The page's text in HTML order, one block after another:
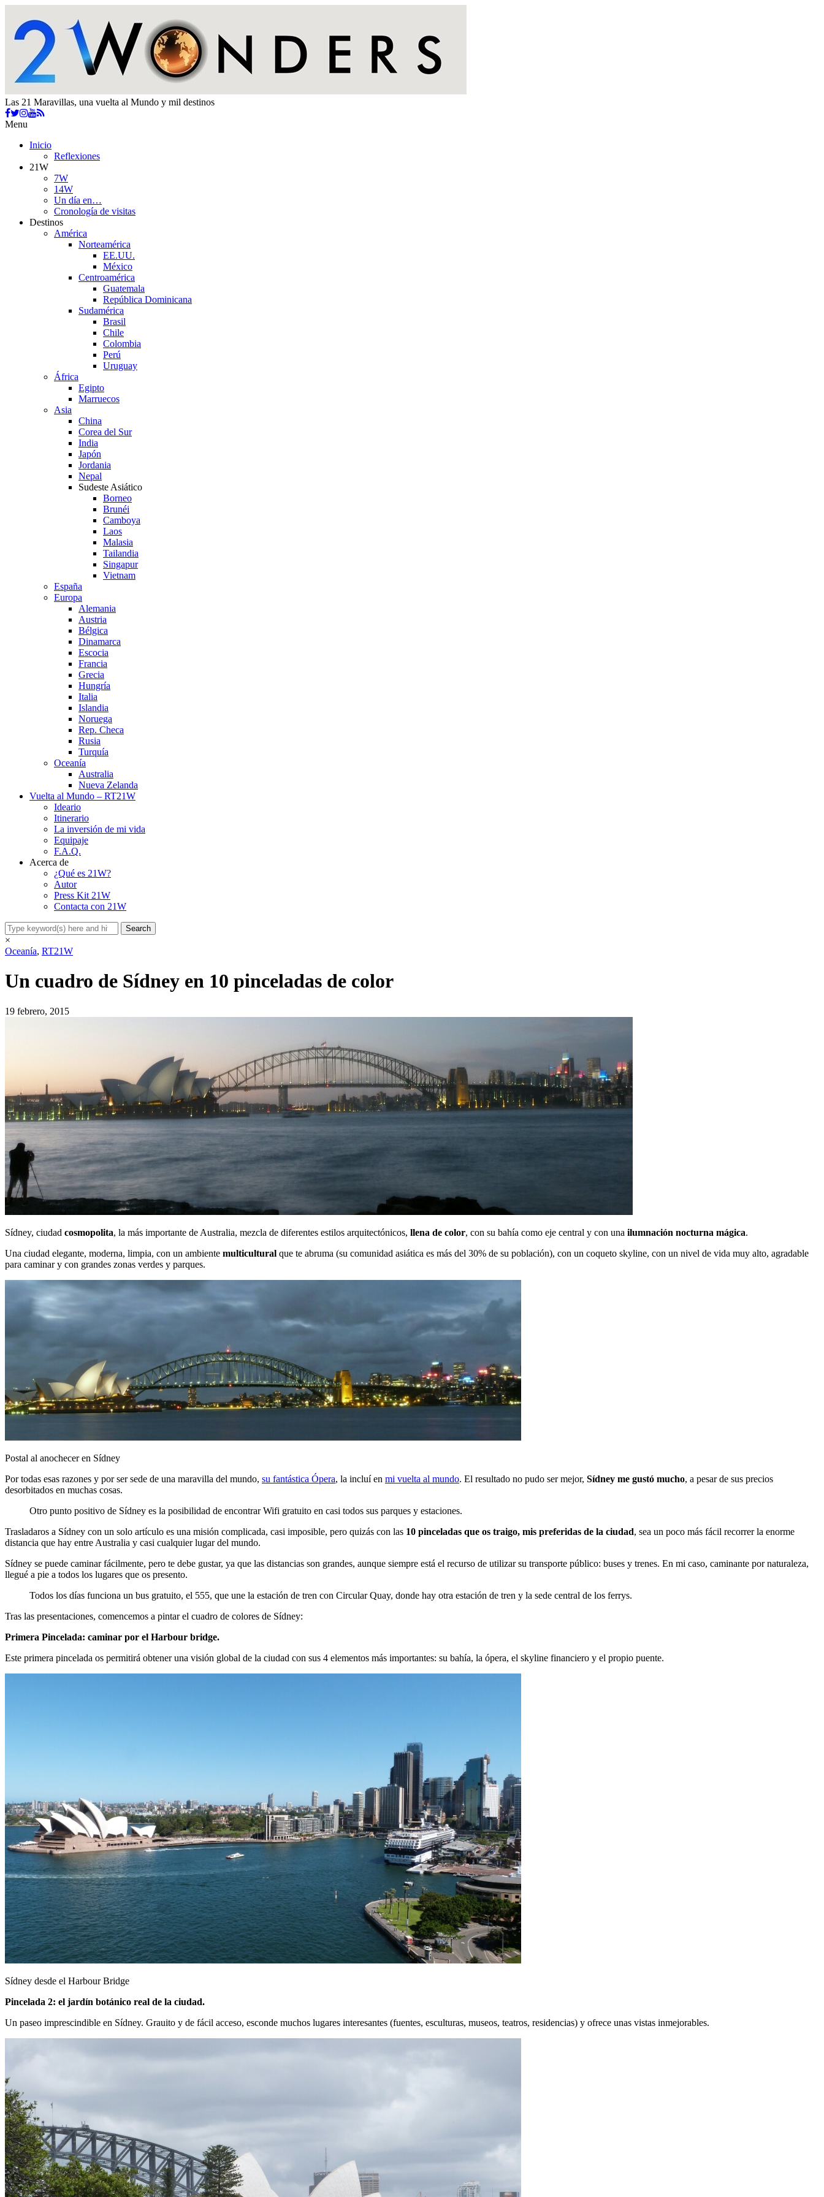
Las 21 Maravillas, una vuelta al Mundo y mil destinos
Menu
Inicio
Reflexiones
21W
7W
14W
Un día en…
Cronología de visitas
Destinos
América
Norteamérica
EE.UU.
México
Centroamérica
Guatemala
República Dominicana
Sudamérica
Brasil
Chile
Colombia
Perú
Uruguay
África
Egipto
Marruecos
Asia
China
Corea del Sur
India
Japón
Jordania
Nepal
Sudeste Asiático
Borneo
Brunéi
Camboya
Laos
Malasia
Tailandia
Singapur
Vietnam
España
Europa
Alemania
Austria
Bélgica
Dinamarca
Escocia
Francia
Grecia
Hungría
Italia
Islandia
Noruega
Rep. Checa
Rusia
Turquía
Oceanía
Australia
Nueva Zelanda
Vuelta al Mundo – RT21W
Ideario
Itinerario
La inversión de mi vida
Equipaje
F.A.Q.
Acerca de
¿Qué es 21W?
Autor
Press Kit 21W
Contacta con 21W
×
Oceanía, RT21W
Un cuadro de Sídney en 10 pinceladas de color
19 febrero, 2015
Sídney, ciudad cosmopolita, la más importante de Australia, mezcla de diferentes estilos arquitectónicos, llena de color, con su bahía como eje central y con una ilumnación nocturna mágica.
Una ciudad elegante, moderna, limpia, con un ambiente multicultural que te abruma (su comunidad asiática es más del 30% de su población), con un coqueto skyline, con un nivel de vida muy alto, agradable
para caminar y con grandes zonas verdes y parques.
Postal al anochecer en Sídney
Por todas esas razones y por ser sede de una maravilla del mundo, su fantástica Ópera, la incluí en mi vuelta al mundo. El resultado no pudo ser mejor, Sídney me gustó mucho, a pesar de sus precios
desorbitados en muchas cosas.
Otro punto positivo de Sídney es la posibilidad de encontrar Wifi gratuito en casi todos sus parques y estaciones.
Trasladaros a Sídney con un solo artículo es una misión complicada, casi imposible, pero quizás con las 10 pinceladas que os traigo, mis preferidas de la ciudad, sea un poco más fácil recorrer la enorme
distancia que hay entre Australia y casi cualquier lugar del mundo.
Sídney se puede caminar fácilmente, pero te debe gustar, ya que las distancias son grandes, aunque siempre está el recurso de utilizar su transporte público: buses y trenes. En mi caso, caminante por naturaleza,
llegué a pie a todos los lugares que os presento.
Todos los días funciona un bus gratuito, el 555, que une la estación de tren con Circular Quay, donde hay otra estación de tren y la sede central de los ferrys.
Tras las presentaciones, comencemos a pintar el cuadro de colores de Sídney:
Primera Pincelada: caminar por el Harbour bridge.
Este primera pincelada os permitirá obtener una visión global de la ciudad con sus 4 elementos más importantes: su bahía, la ópera, el skyline financiero y el propio puente.
Sídney desde el Harbour Bridge
Pincelada 2: el jardín botánico real de la ciudad.
Un paseo imprescindible en Sídney. Grauito y de fácil acceso, esconde muchos lugares interesantes (fuentes, esculturas, museos, teatros, residencias) y ofrece unas vistas inmejorables.